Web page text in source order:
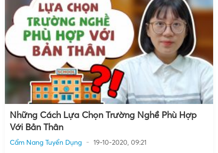
Những Cách Lựa Chọn Trường Nghề Phù Hợp
Với Bản Thân
Cẩm Nang Tuyển Dụng
19-10-2020, 09:21